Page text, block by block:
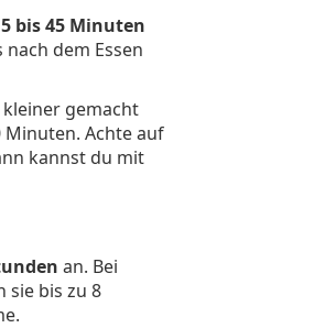
bis 45 Minuten
dem Essen
kleiner gemacht
Achte auf
kannst du mit
an. Bei
sie bis zu 8